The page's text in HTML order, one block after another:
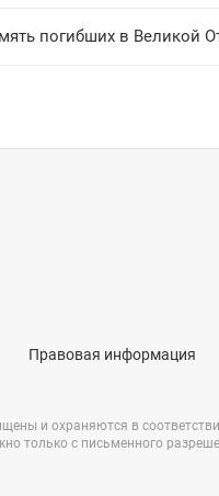
погибших в Великой
Правовая информация
и охраняются в
только с письменного